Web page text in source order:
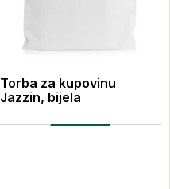
Torba za kupovinu
Jazzin, bijela